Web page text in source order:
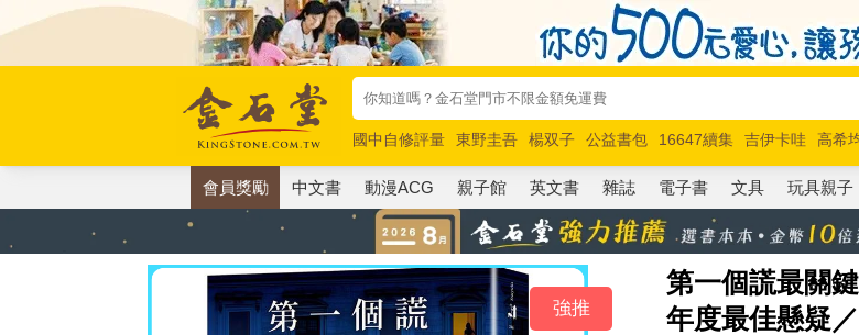
國中自修評量 東野圭吾 楊双子 公益書包 16647續集 吉伊卡哇 高希
唯紅花綻放
奧德賽 路邊攤新作 馬斯克 玩具總動員5 超慢跑
會員獎勵 中文書 動漫ACG 親子館 英文書 雜誌 電子書 文具 玩具親子
第一個謊最關
年度最佳懸疑
強推